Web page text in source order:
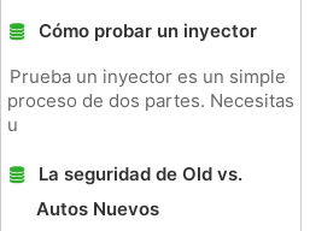
Cómo probar un inyector
Prueba un inyector es un simple
proceso de dos partes. Necesitas
u
La seguridad de Old vs.
Autos Nuevos